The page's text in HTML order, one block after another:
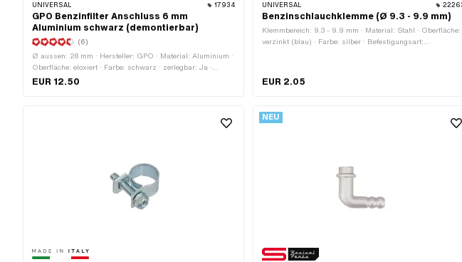
UNIVERSAL 17934
GPO Benzinfilter Anschluss 6 mm
Aluminium schwarz (demontierbar)
(6)
Ø aussen: 28 mm · Hersteller: GPO · Material: Aluminium ·
Oberfläche: eloxiert · Farbe: schwarz · zerlegbar: Ja ·
Filterart: Sintermetall · Gesamtlänge: 77 mm · Ø
EUR 12.50
UNIVERSAL
Benzinschlauchklemme (Ø 9.3 - 9.9 mm)
Klemmbereich: 9.3 - 9.9 mm · Material: Stahl · Oberfläche:
verzinkt (blau) · Farbe: silber · Befestigungsart:
EUR 2.05
NEU